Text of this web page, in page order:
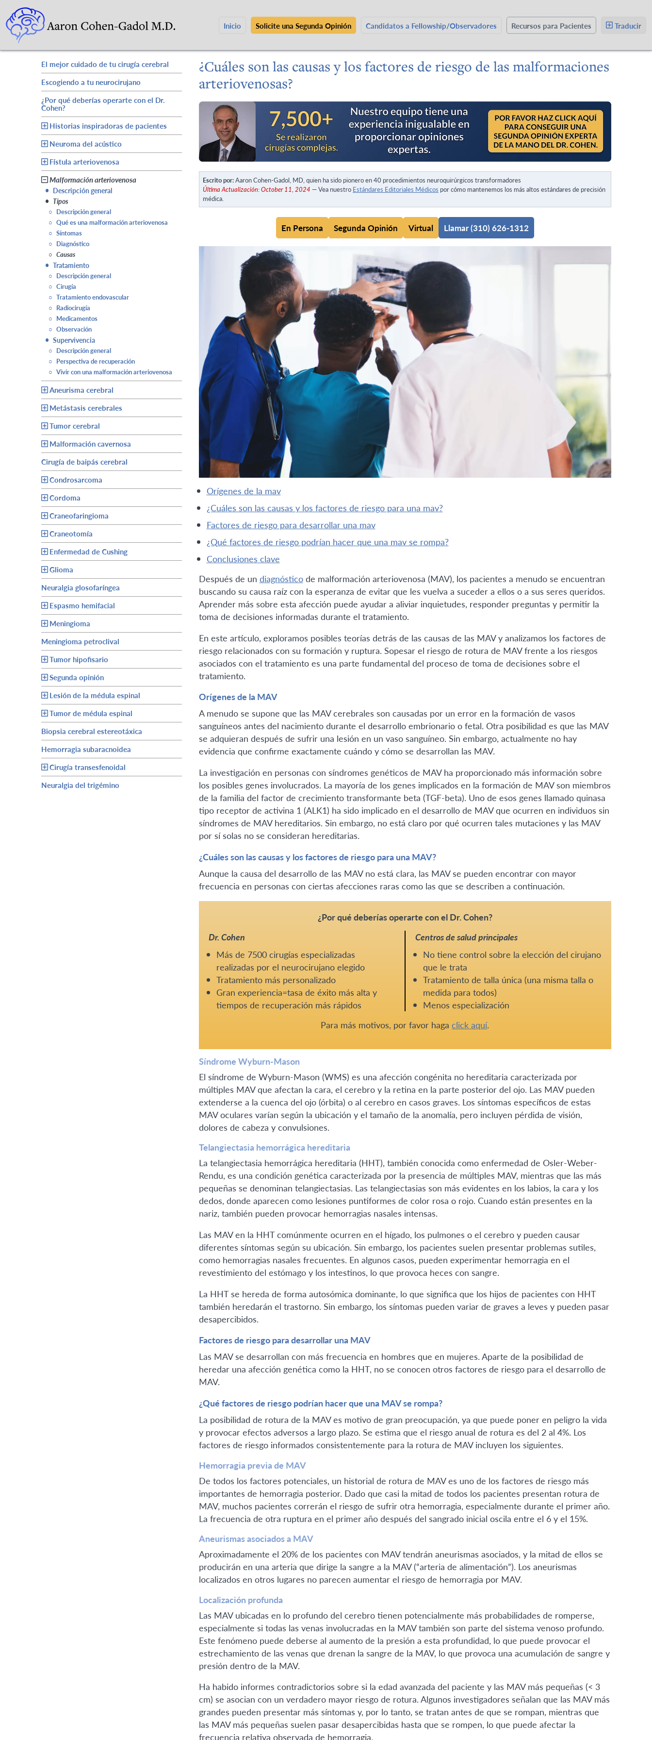
Inicio Solicite una Segunda Opinión Candidatos a Fellowship/Observadores Recursos para Pacientes Traducir
El mejor cuidado de tu cirugía cerebral
Escogiendo a tu neurocirujano
¿Por qué deberías operarte con el Dr.
Cohen?
Historias inspiradoras de pacientes
Neuroma del acústico
Fístula arteriovenosa
Malformación arteriovenosa
• Descripción general
• Tipos
○ Descripción general
○ Qué es una malformación arteriovenosa
○ Síntomas
○ Diagnóstico
○ Causas
• Tratamiento
○ Descripción general
○ Cirugía
○ Tratamiento endovascular
○ Radiocirugía
○ Medicamentos
○ Observación
• Supervivencia
○ Descripción general
○ Perspectiva de recuperación
○ Vivir con una malformación arteriovenosa
Aneurisma cerebral
Metástasis cerebrales
Tumor cerebral
Malformación cavernosa
Cirugía de baipás cerebral
Condrosarcoma
Cordoma
Craneofaringioma
Craneotomía
Enfermedad de Cushing
Glioma
Neuralgia glosofaríngea
Espasmo hemifacial
Meningioma
Meningioma petroclival
Tumor hipofisario
Segunda opinión
Lesión de la médula espinal
Tumor de médula espinal
Biopsia cerebral estereotáxica
Hemorragia subaracnoidea
Cirugía transesfenoidal
Neuralgia del trigémino
¿Cuáles son las causas y los factores de riesgo de las malformaciones
arteriovenosas?
Escrito por:Aaron Cohen-Gadol, MD, quien ha sido pionero en 40 procedimientos neuroquirúrgicos transformadores
Última Actualización: October 11, 2024 — Vea nuestro Estándares Editoriales Médicos por cómo mantenemos los más altos estándares de precisión
médica.
En Persona Segunda Opinión Virtual Llamar (310) 626-1312
orígenes de la mav
¿cuáles son las causas y los factores de riesgo para una mav?
factores de riesgo para desarrollar una mav
¿qué factores de riesgo podrían hacer que una mav se rompa?
conclusiones clave
Después de un diagnósticode malformación arteriovenosa (MAV), los pacientes a menudo se encuentran
buscando su causa raíz con la esperanza de evitar que les vuelva a suceder a ellos o a sus seres queridos.
Aprender más sobre esta afección puede ayudar a aliviar inquietudes, responder preguntas y permitir la
toma de decisiones informadas durante el tratamiento.
En este artículo, exploramos posibles teorías detrás de las causas de las MAV y analizamos los factores de
riesgo relacionados con su formación y ruptura. Sopesar el riesgo de rotura de MAV frente a los riesgos
asociados con el tratamiento es una parte fundamental del proceso de toma de decisiones sobre el
tratamiento.
Orígenes de la MAV
A menudo se supone que las MAV cerebrales son causadas por un error en la formación de vasos
sanguíneos antes del nacimiento durante el desarrollo embrionario o fetal. Otra posibilidad es que las MAV
se adquieran después de sufrir una lesión en un vaso sanguíneo. Sin embargo, actualmente no hay
evidencia que confirme exactamente cuándo y cómo se desarrollan las MAV.
La investigación en personas con síndromes genéticos de MAV ha proporcionado más información sobre
los posibles genes involucrados. La mayoría de los genes implicados en la formación de MAV son miembros
de la familia del factor de crecimiento transformante beta (TGF-beta). Uno de esos genes llamado quinasa
tipo receptor de activina 1 (ALK1) ha sido implicado en el desarrollo de MAV que ocurren en individuos sin
síndromes de MAV hereditarios. Sin embargo, no está claro por qué ocurren tales mutaciones y las MAV
por sí solas no se consideran hereditarias.
¿Cuáles son las causas y los factores de riesgo para una MAV?
Aunque la causa del desarrollo de las MAV no está clara, las MAV se pueden encontrar con mayor
frecuencia en personas con ciertas afecciones raras como las que se describen a continuación.
¿Por qué deberías operarte con el Dr. Cohen?
Dr. Cohen
Más de 7500 cirugías especializadas
realizadas por el neurocirujano elegido
Tratamiento más personalizado
Gran experiencia=tasa de éxito más alta y
tiempos de recuperación más rápidos
Centros de salud principales
No tiene control sobre la elección del cirujano
que le trata
Tratamiento de talla única (una misma talla o
medida para todos)
Menos especialización
Para más motivos, por favor haga click aquí.
Síndrome Wyburn-Mason
El síndrome de Wyburn-Mason (WMS) es una afección congénita no hereditaria caracterizada por
múltiples MAV que afectan la cara, el cerebro y la retina en la parte posterior del ojo. Las MAV pueden
extenderse a la cuenca del ojo (órbita) o al cerebro en casos graves. Los síntomas específicos de estas
MAV oculares varían según la ubicación y el tamaño de la anomalía, pero incluyen pérdida de visión,
dolores de cabeza y convulsiones.
Telangiectasia hemorrágica hereditaria
La telangiectasia hemorrágica hereditaria (HHT), también conocida como enfermedad de Osler-Weber-
Rendu, es una condición genética caracterizada por la presencia de múltiples MAV, mientras que las más
pequeñas se denominan telangiectasias. Las telangiectasias son más evidentes en los labios, la cara y los
dedos, donde aparecen como lesiones puntiformes de color rosa o rojo. Cuando están presentes en la
nariz, también pueden provocar hemorragias nasales intensas.
Las MAV en la HHT comúnmente ocurren en el hígado, los pulmones o el cerebro y pueden causar
diferentes síntomas según su ubicación. Sin embargo, los pacientes suelen presentar problemas sutiles,
como hemorragias nasales frecuentes. En algunos casos, pueden experimentar hemorragia en el
revestimiento del estómago y los intestinos, lo que provoca heces con sangre.
La HHT se hereda de forma autosómica dominante, lo que significa que los hijos de pacientes con HHT
también heredarán el trastorno. Sin embargo, los síntomas pueden variar de graves a leves y pueden pasar
desapercibidos.
Factores de riesgo para desarrollar una MAV
Las MAV se desarrollan con más frecuencia en hombres que en mujeres. Aparte de la posibilidad de
heredar una afección genética como la HHT, no se conocen otros factores de riesgo para el desarrollo de
MAV.
¿Qué factores de riesgo podrían hacer que una MAV se rompa?
La posibilidad de rotura de la MAV es motivo de gran preocupación, ya que puede poner en peligro la vida
y provocar efectos adversos a largo plazo. Se estima que el riesgo anual de rotura es del 2 al 4%. Los
factores de riesgo informados consistentemente para la rotura de MAV incluyen los siguientes.
Hemorragia previa de MAV
De todos los factores potenciales, un historial de rotura de MAV es uno de los factores de riesgo más
importantes de hemorragia posterior. Dado que casi la mitad de todos los pacientes presentan rotura de
MAV, muchos pacientes correrán el riesgo de sufrir otra hemorragia, especialmente durante el primer año.
La frecuencia de otra ruptura en el primer año después del sangrado inicial oscila entre el 6 y el 15%.
Aneurismas asociados a MAV
Aproximadamente el 20% de los pacientes con MAV tendrán aneurismas asociados, y la mitad de ellos se
producirán en una arteria que dirige la sangre a la MAV (“arteria de alimentación”). Los aneurismas
localizados en otros lugares no parecen aumentar el riesgo de hemorragia por MAV.
Localización profunda
Las MAV ubicadas en lo profundo del cerebro tienen potencialmente más probabilidades de romperse,
especialmente si todas las venas involucradas en la MAV también son parte del sistema venoso profundo.
Este fenómeno puede deberse al aumento de la presión a esta profundidad, lo que puede provocar el
estrechamiento de las venas que drenan la sangre de la MAV, lo que provoca una acumulación de sangre y
presión dentro de la MAV.
Ha habido informes contradictorios sobre si la edad avanzada del paciente y las MAV más pequeñas (< 3
cm) se asocian con un verdadero mayor riesgo de rotura. Algunos investigadores señalan que las MAV más
grandes pueden presentar más síntomas y, por lo tanto, se tratan antes de que se rompan, mientras que
las MAV más pequeñas suelen pasar desapercibidas hasta que se rompen, lo que puede afectar la
frecuencia relativa observada de hemorragia.